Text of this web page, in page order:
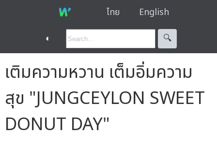
ไทย English
◐ 🔍︎
เติมความหวาน เต็มอิ่มความ
สุข "JUNGCEYLON SWEET
DONUT DAY"